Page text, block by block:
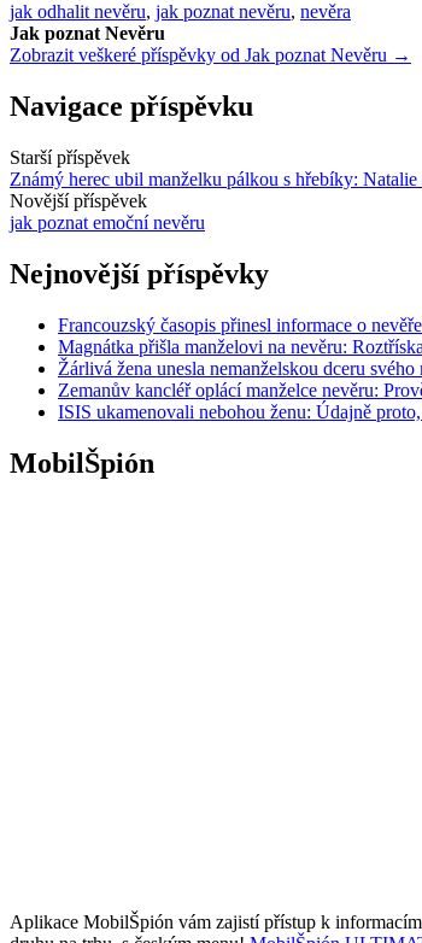
jak odhalit nevěru, jak poznat nevěru, nevěra
Jak poznat Nevěru
Zobrazit veškeré příspěvky od Jak poznat Nevěru →
Navigace příspěvku
Starší příspěvek
Známý herec ubil manželku pálkou s hřebíky:
Novější příspěvek
jak poznat emoční nevěru
Nejnovější příspěvky
Francouzský časopis přinesl informace o
Magnátka přišla manželovi na nevěru:
Žárlivá žena unesla nemanželskou dceru
Zemanův kancléř oplácí manželce nevěru:
ISIS ukamenovali nebohou ženu: Údajně
MobilŠpión
Aplikace MobilŠpión vám zajistí přístup k